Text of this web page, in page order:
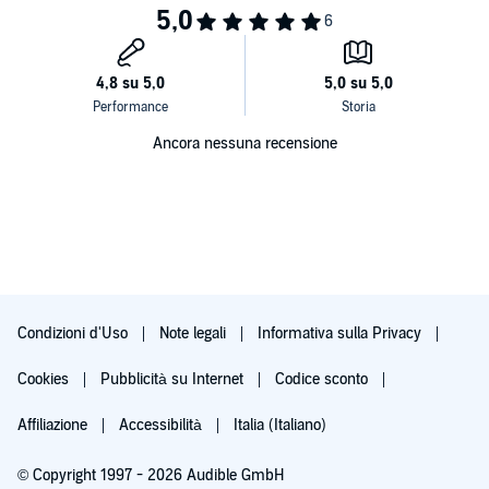
Si entra nel vivo della partita, e le ragazze raccontano cosa provano al
momento dell'ingresso in campo. I riti e le scaramanzie, il rapporto con
le avversarie e con i tifosi, ma anche il peso delle responsabilità: sia
quelle strettamente sportive, che quelle nei confronti di una società che
Ancora nessuna recensione
Condizioni d'Uso Note legali Informativa sulla Privacy
Cookies Pubblicità su Internet Codice sconto
Affiliazione Accessibilità Italia (Italiano)
© Copyright 1997 - 2026 Audible GmbH